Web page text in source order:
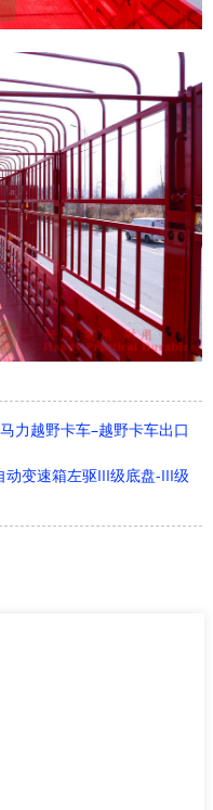
力越野卡车–越野卡车出口
变速箱左驱III级底盘-III级